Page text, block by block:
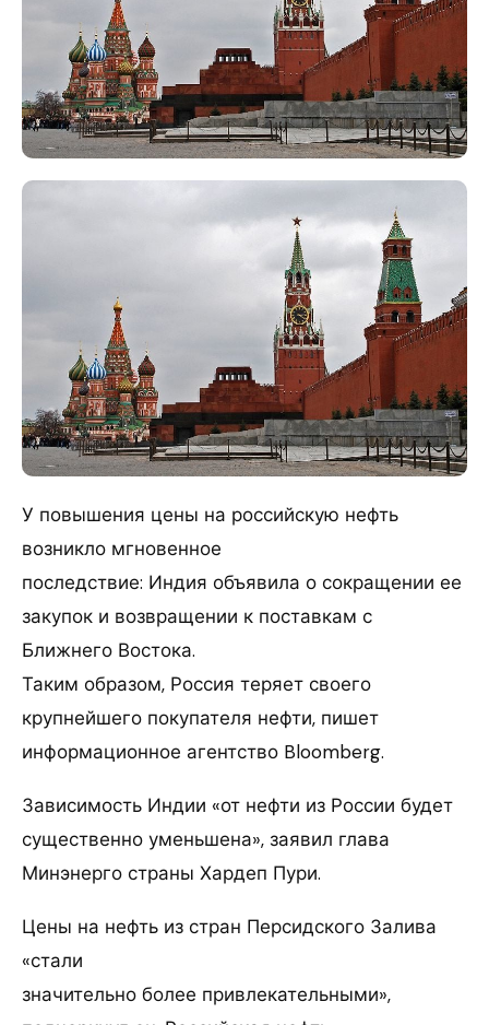
У повышения цены на российскую нефть
возникло мгновенное
последствие: Индия объявила о сокращении ее
закупок и возвращении к поставкам с
Ближнего Востока.
Таким образом, Россия теряет своего
крупнейшего покупателя нефти, пишет
информационное агентство Bloomberg.
Зависимость Индии «от нефти из России будет
существенно уменьшена», заявил глава
Минэнерго страны Хардеп Пури.
Цены на нефть из стран Персидского Залива
«стали
значительно более привлекательными»,